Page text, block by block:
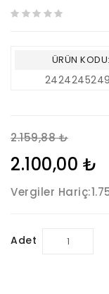
ÜRÜN KODU:
2.159,88 ₺
2.100,00 ₺
Vergiler Hariç:
Adet